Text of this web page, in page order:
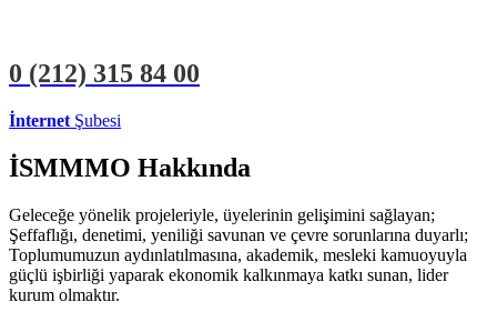
0 (212) 315 84 00
İnternet Şubesi
İSMMMO Hakkında
Geleceğe yönelik projeleriyle, üyelerinin gelişimini sağlayan;
Şeffaflığı, denetimi, yeniliği savunan ve çevre sorunlarına duyarlı;
Toplumumuzun aydınlatılmasına, akademik, mesleki kamuoyuyla
güçlü işbirliği yaparak ekonomik kalkınmaya katkı sunan, lider
kurum olmaktır.